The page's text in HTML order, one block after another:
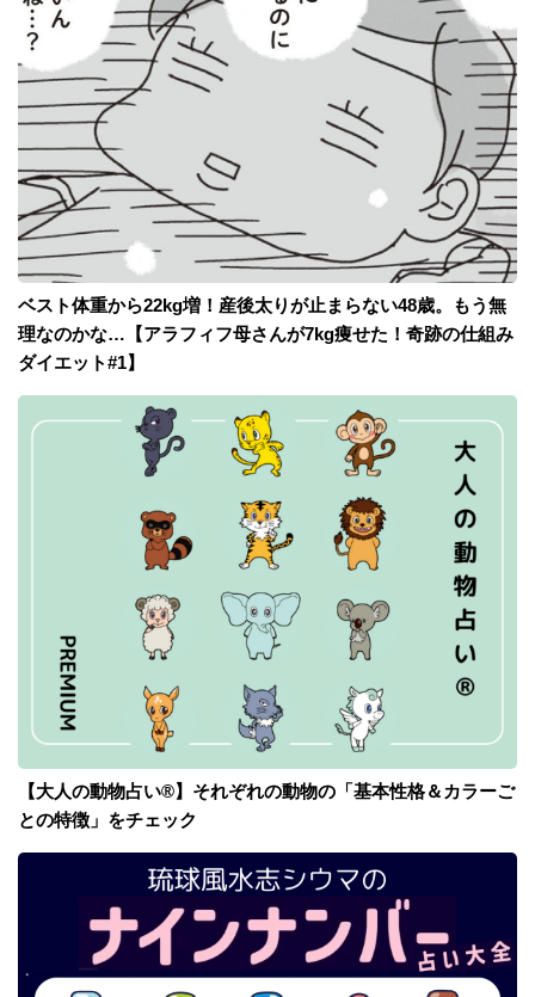
ベスト体重から22kg増！産後太りが止まらない48歳。もう無
理なのかな…【アラフィフ母さんが7kg痩せた！奇跡の仕組み
ダイエット#1】
【大人の動物占い®】それぞれの動物の「基本性格＆カラーご
との特徴」をチェック